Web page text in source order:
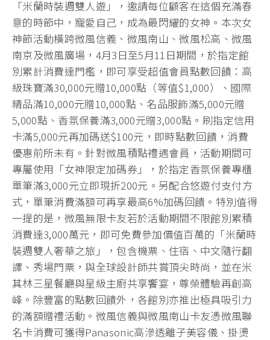
「米蘭時裝週雙人遊」，邀請每位顧客在這個充滿春
意的時節中，寵愛自己，成為最閃耀的女神。本次女
神節活動橫跨微風信義、微風南山、微風松高、微風
南京及微風廣場，4月3日至5月11日期間，於指定館
別累計消費達門檻，即可享受超值會員點數回饋：高
級珠寶滿30,000元贈10,000點（等值$1,000）、國際
精品滿10,000元贈10,000點、名品服飾滿5,000元贈
5,000點、香氛保養滿3,000元贈3,000點。刷指定信用
卡滿5,000元再加碼送$100元，即時點數回饋，消費
優惠前所未有。針對微風積點禮遇會員，活動期間可
專屬使用「女神限定加碼券」，於指定香氛保養專櫃
單筆滿3,000元立即現折200元。另配合悠遊付支付方
式，單筆消費滿額可再享最高6%加碼回饋。特別值得
一提的是，微風無限卡友若於活動期間不限館別累積
消費達3,000萬元，即可免費參加價值百萬的「米蘭時
裝週雙人奢華之旅」，包含機票、住宿、中文隨行翻
譯、秀場門票，與全球設計師共賞頂尖時尚，並在米
其林三星餐廳與星級主廚共享饗宴，尊榮體驗再創高
峰。除豐富的點數回饋外，各館別亦推出極具吸引力
的滿額贈禮活動。微風信義與微風南山卡友憑微風聯
名卡消費可獲得Panasonic高滲透離子美容儀、掛燙